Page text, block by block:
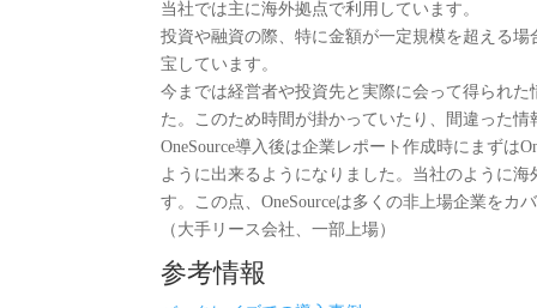
当社では主に海外拠点で利用しています。
投資や融資の際、特に金額が一定規模を超える
宝しています。
今までは経営者や投資先と実際に会って得られ
た。このため時間が掛かっていたり、間違った情
OneSource導入後は企業レポート作成時にまずは
ように出来るようになりました。当社のように
す。この点、OneSourceは多くの非上場企業をカ
（大手リース会社、一部上場）
参考情報